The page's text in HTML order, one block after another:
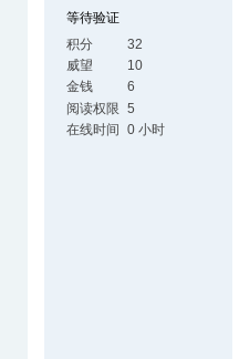
等待验证
积分
32
威望
10
金钱
6
阅读权限 5
在线时间 0 小时